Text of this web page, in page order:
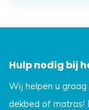
Hulp nodig bij
Wij helpen u
dekbed of matras!